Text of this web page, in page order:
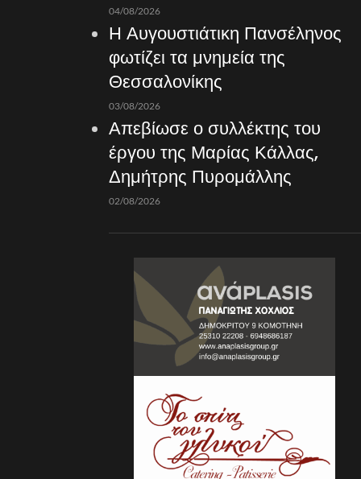
04/08/2026
Η Αυγουστιάτικη Πανσέληνος
φωτίζει τα μνημεία της
Θεσσαλονίκης
03/08/2026
Απεβίωσε ο συλλέκτης του
έργου της Μαρίας Κάλλας,
Δημήτρης Πυρομάλλης
02/08/2026